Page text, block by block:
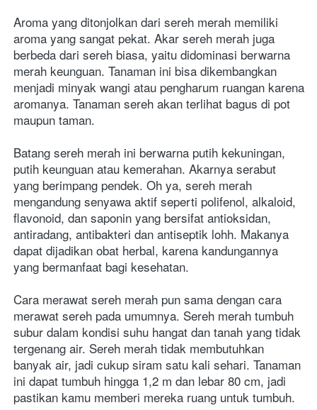
Aroma yang ditonjolkan dari sereh merah memiliki
aroma yang sangat pekat. Akar sereh merah juga
berbeda dari sereh biasa, yaitu didominasi berwarna
merah keunguan. Tanaman ini bisa dikembangkan
menjadi minyak wangi atau pengharum ruangan karena
aromanya. Tanaman sereh akan terlihat bagus di pot
maupun taman.
Batang sereh merah ini berwarna putih kekuningan,
putih keunguan atau kemerahan. Akarnya serabut
yang berimpang pendek. Oh ya, sereh merah
mengandung senyawa aktif seperti polifenol, alkaloid,
flavonoid, dan saponin yang bersifat antioksidan,
antiradang, antibakteri dan antiseptik lohh. Makanya
dapat dijadikan obat herbal, karena kandungannya
yang bermanfaat bagi kesehatan.
Cara merawat sereh merah pun sama dengan cara
merawat sereh pada umumnya. Sereh merah tumbuh
subur dalam kondisi suhu hangat dan tanah yang tidak
tergenang air. Sereh merah tidak membutuhkan
banyak air, jadi cukup siram satu kali sehari. Tanaman
ini dapat tumbuh hingga 1,2 m dan lebar 80 cm, jadi
pastikan kamu memberi mereka ruang untuk tumbuh.